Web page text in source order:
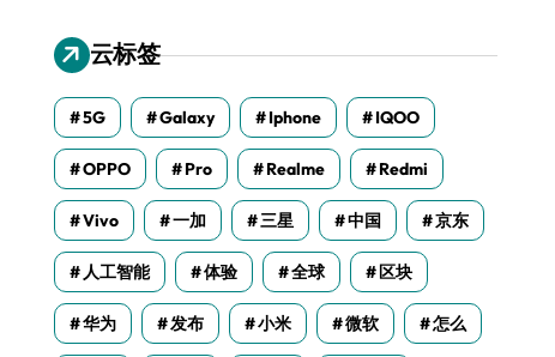
云标签
5G Galaxy Iphone IQOO
OPPO Pro Realme Redmi
Vivo 一加 三星 中国 京东
人工智能 体验 全球 区块
华为 发布 小米 微软 怎么